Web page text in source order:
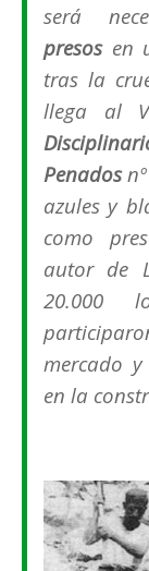
será
presosen
tras la
llega al
Penados
azules y
como
autor de
20.000
mercado
en la